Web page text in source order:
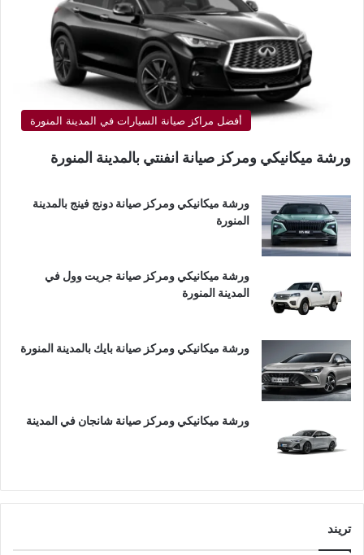
أفضل مراكز صيانة السيارات في المدينة المنورة
ورشة ميكانيكي ومركز صيانة انفنتي بالمدينة المنورة
ورشة ميكانيكي ومركز صيانة دونج فينج بالمدينة
المنورة
ورشة ميكانيكي ومركز صيانة جريت وول في
المدينة المنورة
ورشة ميكانيكي ومركز صيانة بايك بالمدينة المنورة
ورشة ميكانيكي ومركز صيانة شانجان في المدينة
تريند